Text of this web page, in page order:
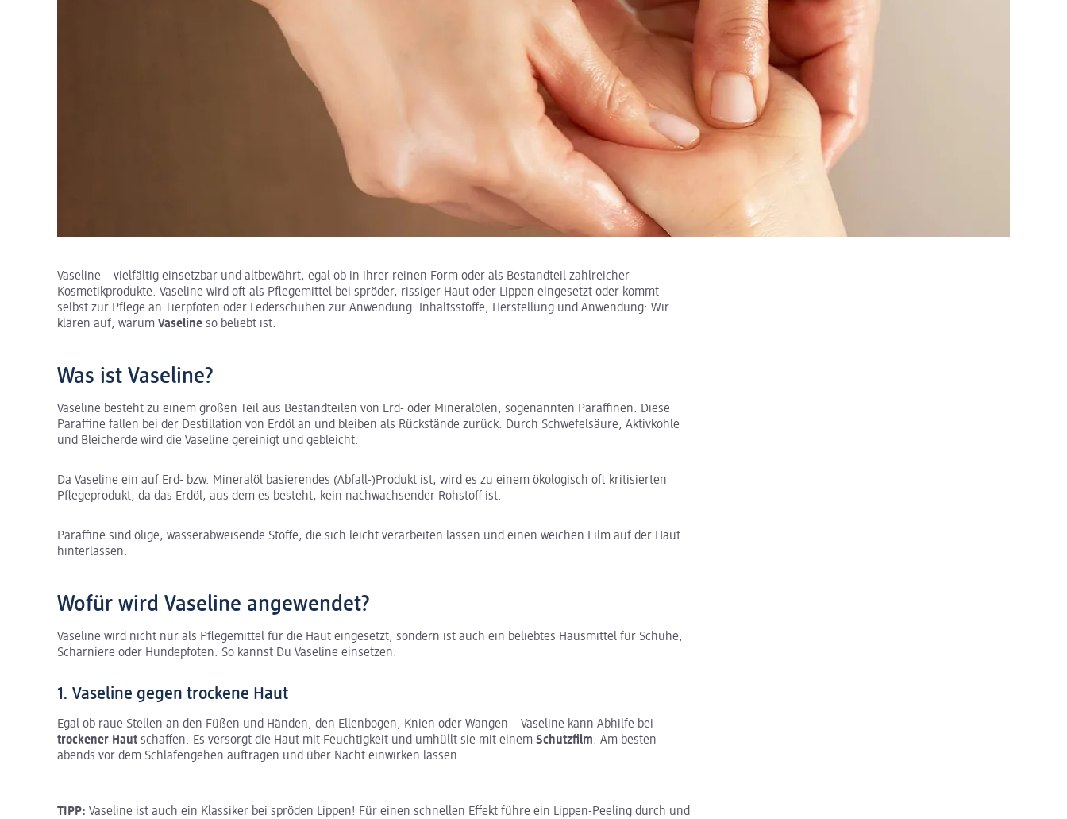
Vaseline – vielfältig einsetzbar und altbewährt, egal ob in ihrer reinen Form oder als Bestandteil zahlreicher
Kosmetikprodukte. Vaseline wird oft als Pflegemittel bei spröder, rissiger Haut oder Lippen eingesetzt oder kommt
selbst zur Pflege an Tierpfoten oder Lederschuhen zur Anwendung. Inhaltsstoffe, Herstellung und Anwendung: Wir
klären auf, warum Vaseline so beliebt ist.
Was ist Vaseline?
Vaseline besteht zu einem großen Teil aus Bestandteilen von Erd- oder Mineralölen, sogenannten Paraffinen. Diese
Paraffine fallen bei der Destillation von Erdöl an und bleiben als Rückstände zurück. Durch Schwefelsäure, Aktivkohle
und Bleicherde wird die Vaseline gereinigt und gebleicht.
Da Vaseline ein auf Erd- bzw. Mineralöl basierendes (Abfall-)Produkt ist, wird es zu einem ökologisch oft kritisierten
Pflegeprodukt, da das Erdöl, aus dem es besteht, kein nachwachsender Rohstoff ist.
Paraffine sind ölige, wasserabweisende Stoffe, die sich leicht verarbeiten lassen und einen weichen Film auf der Haut
hinterlassen.
Wofür wird Vaseline angewendet?
Vaseline wird nicht nur als Pflegemittel für die Haut eingesetzt, sondern ist auch ein beliebtes Hausmittel für Schuhe,
Scharniere oder Hundepfoten. So kannst Du Vaseline einsetzen:
1. Vaseline gegen trockene Haut
Egal ob raue Stellen an den Füßen und Händen, den Ellenbogen, Knien oder Wangen – Vaseline kann Abhilfe bei
trockener Haut schaffen. Es versorgt die Haut mit Feuchtigkeit und umhüllt sie mit einem Schutzfilm. Am besten
abends vor dem Schlafengehen auftragen und über Nacht einwirken lassen
TIPP: Vaseline ist auch ein Klassiker bei spröden Lippen! Für einen schnellen Effekt führe ein Lippen-Peeling durch und